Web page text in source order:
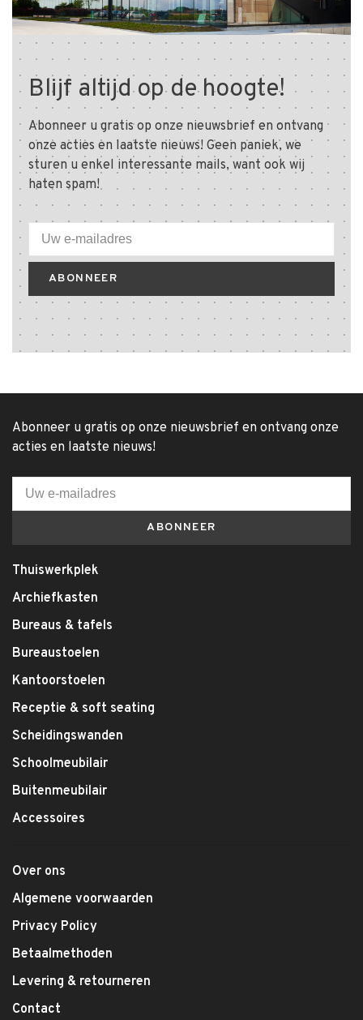
Blijf altijd op de hoogte!
Abonneer u gratis op onze nieuwsbrief en ontvang
onze acties en laatste nieuws! Geen paniek, we
sturen u enkel interessante mails, want ook wij
haten spam!
ABONNEER
Abonneer u gratis op onze nieuwsbrief en ontvang onze
acties en laatste nieuws!
ABONNEER
Thuiswerkplek
Archiefkasten
Bureaus & tafels
Bureaustoelen
Kantoorstoelen
Receptie & soft seating
Scheidingswanden
Schoolmeubilair
Buitenmeubilair
Accessoires
Over ons
Algemene voorwaarden
Privacy Policy
Betaalmethoden
Levering & retourneren
Contact